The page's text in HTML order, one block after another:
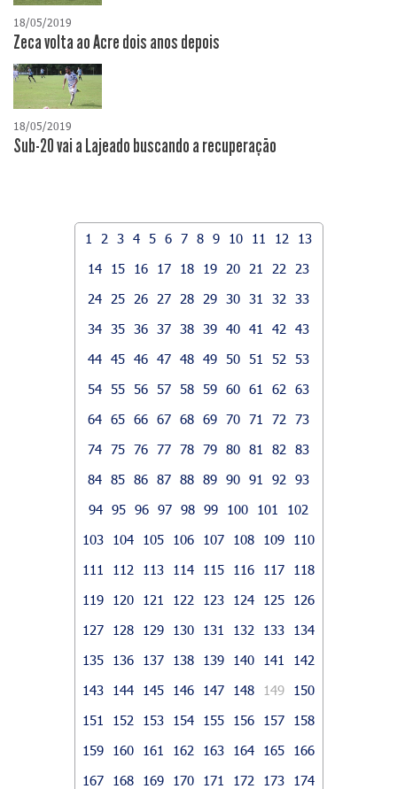
18/05/2019
Zeca volta ao Acre dois anos depois
18/05/2019
Sub-20 vai a Lajeado buscando a recuperação
1 2 3 4 5 6 7 8 9 10 11 12
13
14
15 16 17 18 19 20 21 22
23
24
25 26 27 28 29 30 31 32
33
34 35 36 37 38 39 40 41 42
43
44 45 46 47 48 49 50 51 52
53
54 55 56 57 58 59 60 61 62
63
64 65 66 67 68 69 70 71 72
73
74 75 76 77 78 79 80 81 82
83
84 85 86 87 88 89 90 91 92
93
94 95 96 97 98 99 100 101
102
103
104 105 106 107 108 109
110
111
112 113 114 115 116 117
118
119
120 121 122 123 124 125
126
127
128 129 130 131 132 133
134
135
136 137 138 139 140 141
142
143
144 145 146 147 148 149
150
151
152 153 154 155 156 157
158
159
160 161 162 163 164 165
166
167
168 169 170 171 172 173
174